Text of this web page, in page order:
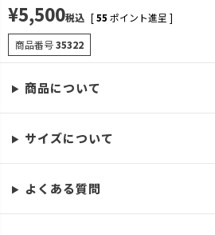
¥5,500税込 [55 ポイント進呈 ]
商品番号35322
LL
ダークグレー
LL
ブラック
M
商品について
サイズについて
よくある質問